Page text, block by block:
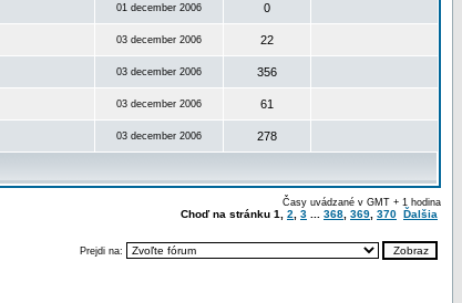
01 december 2006 0
03 december 2006 22
03 december 2006 356
03 december 2006 61
03 december 2006 278
Časy uvádzané v GMT + 1 hodina
Choď na stránku 1 2 3 368 369 370 Ďalšia
Prejdi na: